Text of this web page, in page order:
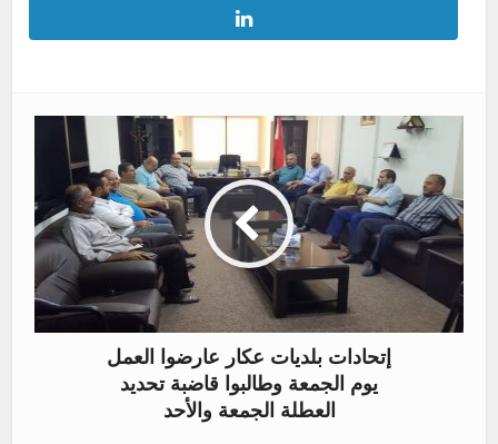
إتحادات بلديات عكار عارضوا العمل
يوم الجمعة وطالبوا قاضبة تحديد
العطلة الجمعة والأحد